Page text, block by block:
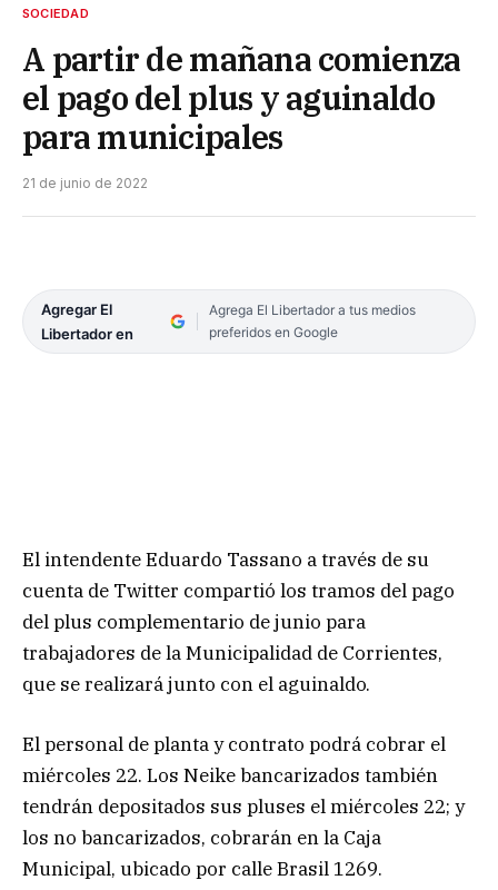
SOCIEDAD
A partir de mañana comienza
el pago del plus y aguinaldo
para municipales
21 de junio de 2022
Agregar El
Libertador en
Agrega El Libertador a tus medios
preferidos en Google
El intendente Eduardo Tassano a través de su
cuenta de Twitter compartió los tramos del pago
del plus complementario de junio para
trabajadores de la Municipalidad de Corrientes,
que se realizará junto con el aguinaldo.
El personal de planta y contrato podrá cobrar el
miércoles 22. Los Neike bancarizados también
tendrán depositados sus pluses el miércoles 22; y
los no bancarizados, cobrarán en la Caja
Municipal, ubicado por calle Brasil 1269.